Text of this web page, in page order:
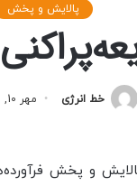
پالایش و پخش
خط انرژی مهر 10, 1402
و پخش